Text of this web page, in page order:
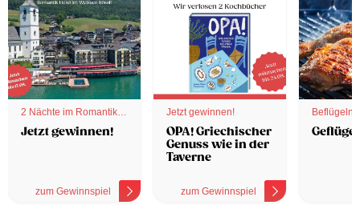
2 Nächte im Romantik
Hotel
Jetzt gewinnen!
zum Gewinnspiel
Jetzt gewinnen!
OPA! Griechischer
Genuss wie in der
Taverne
zum Gewinnspiel